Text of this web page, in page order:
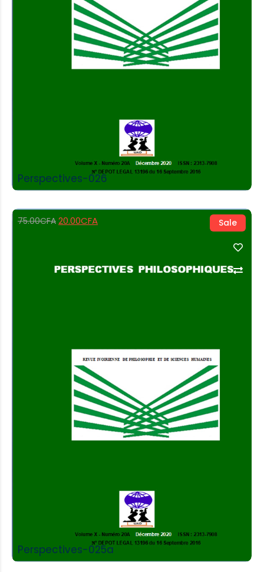
Perspectives-026
Add to Cart
Sale
75.00CFA 20.00CFA
Perspectives-025a
Add to Cart